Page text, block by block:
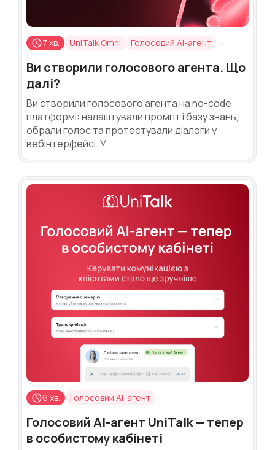
7 хв. UniTalk Omni Голосовий AI-агент
Ви створили голосового агента. Що
далі?
Ви створили голосового агента на no-code
платформі: налаштували промпт і базу знань,
обрали голос та протестували діалоги у
вебінтерфейсі. У
6 хв. Голосовий AI-агент
Голосовий AI-агент UniTalk — тепер
в особистому кабінеті